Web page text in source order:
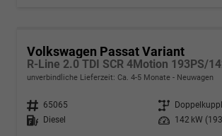
Volkswagen Passat Variant
unverbindliche Lieferzeit: Ca. 4-5 Monate Neuwagen
Fahrzeugnr. 65065 Getriebe
Kraftstoff
Diesel Leistung 142 kW